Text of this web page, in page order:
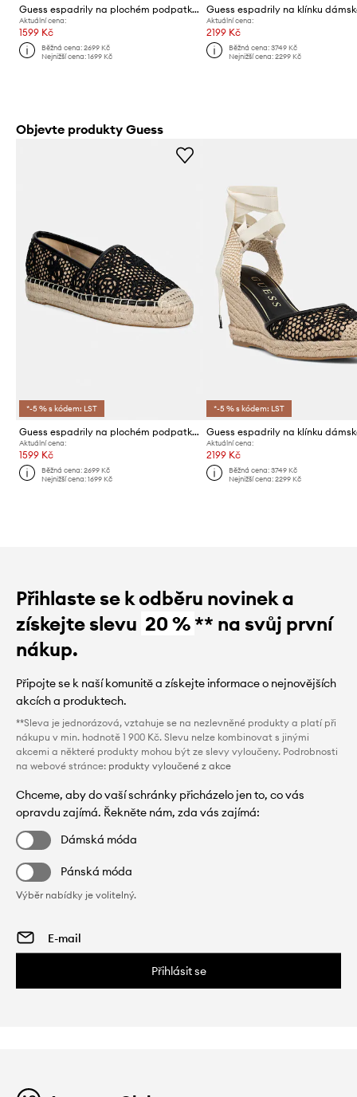
Guess espadrily na plochém podpatku dámské JOELYNN
Aktuální cena:
1599 Kč
Běžná cena:2699 Kč
Nejnižší cena:1699 Kč
Aktuální cena:
2199 Kč
Běžná cena: 3749 Kč
Nejnižší cena: 2299 Kč
Objevte produkty Guess
*-5 % s kódem: LST
Guess espadrily na plochém podpatku dámské JOELYNN
Aktuální cena:
1599 Kč
Běžná cena:2699 Kč
Nejnižší cena:1699 Kč
*-5 % s kódem: LST
Aktuální cena:
2199 Kč
Běžná cena: 3749 Kč
Nejnižší cena: 2299 Kč
Přihlaste se k odběru novinek a
získejte slevu 20 %** na svůj první
nákup.
Připojte se k naší komunitě a získejte informace o nejnovějších
akcích a produktech.
**Sleva je jednorázová, vztahuje se na nezlevněné produkty a platí při
nákupu v min. hodnotě 1 900 Kč. Slevu nelze kombinovat s jinými
akcemi a některé produkty mohou být ze slevy vyloučeny. Podrobnosti
na webové stránce: produkty vyloučené z akce
Chceme, aby do vaší schránky přicházelo jen to, co vás
opravdu zajímá. Řekněte nám, zda vás zajímá:
Dámská móda
Pánská móda
Výběr nabídky je volitelný.
Přihlásit se